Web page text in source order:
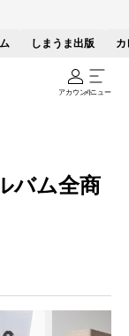
しまうま出版 カ
アカウントメニュー
バム全商